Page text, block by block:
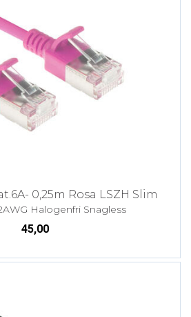
0,25m Rosa LSZH Slim
Halogenfri Snagless
45,00